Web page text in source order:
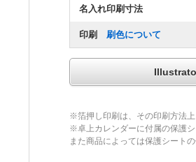
名入れ印刷寸法
印刷 刷色について
※箔押し印刷は、その印刷方法
※卓上カレンダーに付属の保護
また商品によっては保護シート